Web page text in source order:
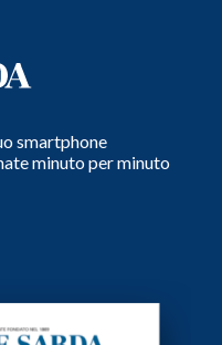
smartphone
minuto per minuto